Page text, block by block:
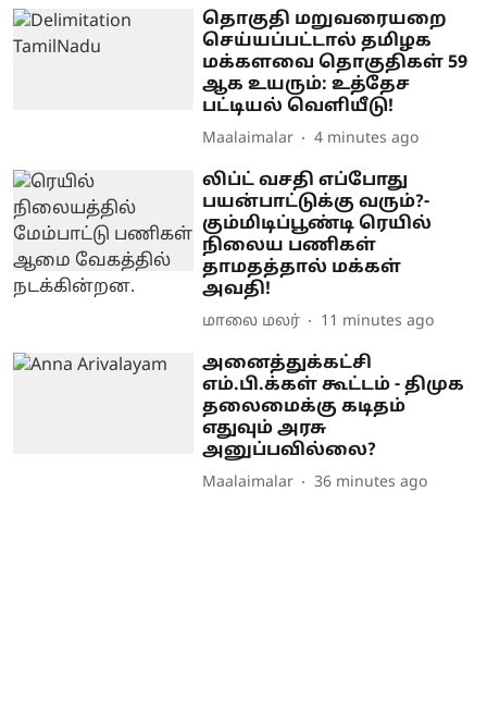
தொகுதி மறுவரையறை
செய்யப்பட்டால் தமிழக
மக்களவை தொகுதிகள் 59
ஆக உயரும்: உத்தேச
பட்டியல் வெளியீடு!
Maalaimalar 4 minutes ago
லிப்ட் வசதி எப்போது
பயன்பாட்டுக்கு வரும்?-
கும்மிடிப்பூண்டி ரெயில்
நிலைய பணிகள்
தாமதத்தால் மக்கள்
அவதி!
மாலை மலர் 11 minutes ago
அனைத்துக்கட்சி
எம்.பி.க்கள் கூட்டம் - திமுக
தலைமைக்கு கடிதம்
எதுவும் அரசு
அனுப்பவில்லை?
Maalaimalar 36 minutes ago